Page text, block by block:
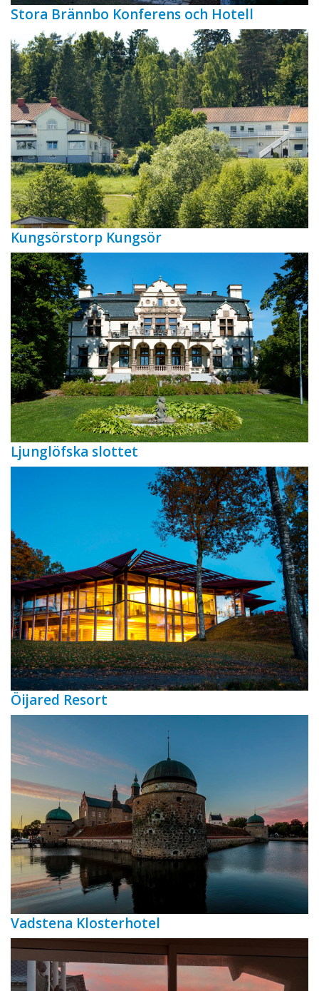
Stora Brännbo Konferens och Hotell
Kungsörstorp Kungsör
Ljunglöfska slottet
Öijared Resort
Vadstena Klosterhotel